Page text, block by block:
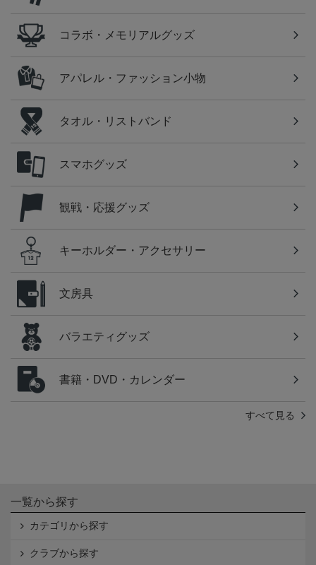
コラボ・メモリアルグッズ
アパレル・ファッション小物
タオル・リストバンド
スマホグッズ
観戦・応援グッズ
キーホルダー・アクセサリー
文房具
バラエティグッズ
書籍・DVD・カレンダー
すべて見る
一覧から探す
カテゴリから探す
クラブから探す